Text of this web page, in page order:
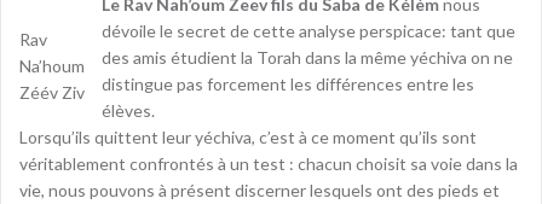
Rav
Na’houm
Zéév Ziv
dévoile le secret de cette analyse perspicace: tant que
des amis étudient la Torah dans la même yéchiva on ne
distingue pas forcement les différences entre les
élèves.
Lorsqu’ils quittent leur yéchiva, c’est à ce moment qu’ils sont
véritablement confrontés à un test : chacun choisit sa voie dans la
vie, nous pouvons à présent discerner lesquels ont des pieds et